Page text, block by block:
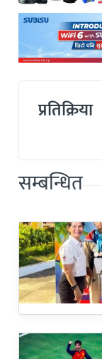
प्रतिक्रिया
सम्बन्धित